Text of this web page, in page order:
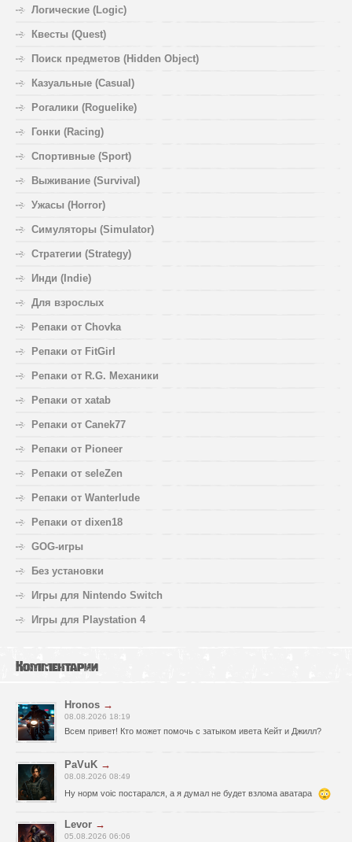
Логические (Logic)
Квесты (Quest)
Поиск предметов (Hidden Object)
Казуальные (Casual)
Рогалики (Roguelike)
Гонки (Racing)
Спортивные (Sport)
Выживание (Survival)
Ужасы (Horror)
Симуляторы (Simulator)
Стратегии (Strategy)
Инди (Indie)
Для взрослых
Репаки от Chovka
Репаки от FitGirl
Репаки от R.G. Механики
Репаки от xatab
Репаки от Canek77
Репаки от Pioneer
Репаки от seleZen
Репаки от Wanterlude
Репаки от dixen18
GOG-игры
Без установки
Игры для Nintendo Switch
Игры для Playstation 4
Комментарии
Hronos →
08.08.2026 18:19
Всем привет! Кто может помочь с затыком ивета Кейт и Джилл?
PaVuK →
08.08.2026 08:49
Ну норм voic постарался, а я думал не будет взлома аватара
Levor →
05.08.2026 06:06